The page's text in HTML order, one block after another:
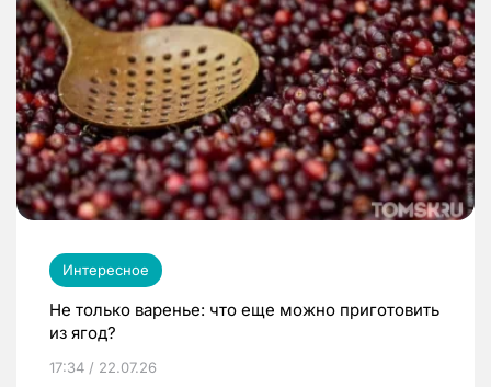
Интересное
Не только варенье: что еще можно приготовить
из ягод?
17:34 / 22.07.26